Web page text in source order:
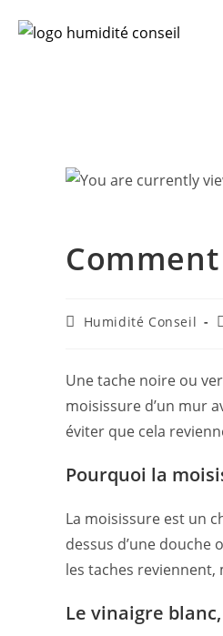
Humidité Conseil
Une tache noire ou
moisissure d’un mur
éviter que cela
Pourquoi la
La moisissure est un
dessus d’une
les taches
Le vinaigre